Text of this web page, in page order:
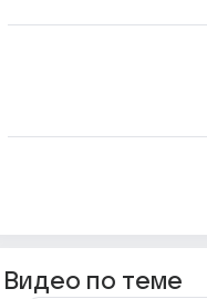
Видео по теме